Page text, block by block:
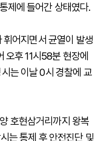
제에 들어간 상태였다.
어지면서 균열이 발생
오후 11시58분 현장에
는 이날 0시 경찰에 교
호현삼거리까지 왕복
는 통제 후 안전진단 및